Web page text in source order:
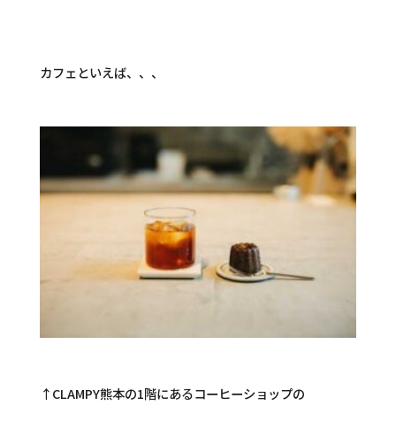
カフェといえば、、、
↑CLAMPY熊本の1階にあるコーヒーショップの